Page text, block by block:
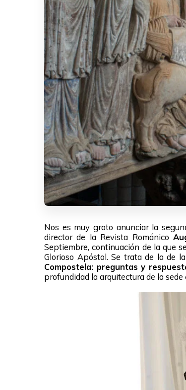
Nos es muy grato anunciar la
director de la Revista Románico
Septiembre, continuación de la que
Glorioso Apóstol. Se trata de la de
Compostela: preguntas y
profundidad la arquitectura de la